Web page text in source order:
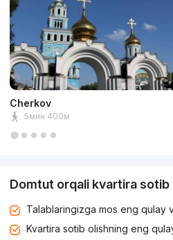
Cherkov
5мин 400м
Domtut orqali kvartira sotib
Talablaringizga mos eng qulay
Kvartira sotib olishning eng